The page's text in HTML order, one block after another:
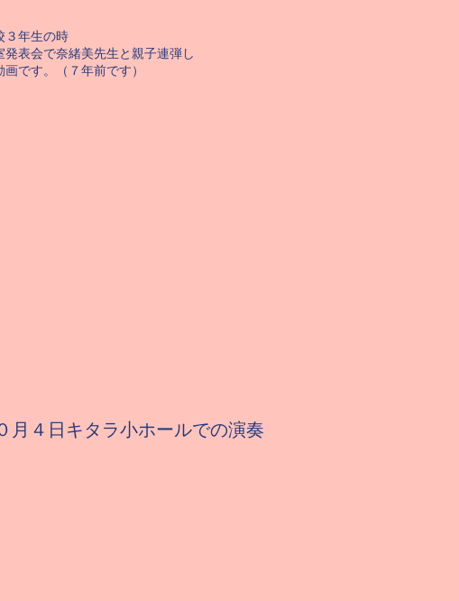
３年生の時
発表会で奈緒美先生と親子連弾し
です。（７年前です）
月４日キタラ小ホールでの演奏